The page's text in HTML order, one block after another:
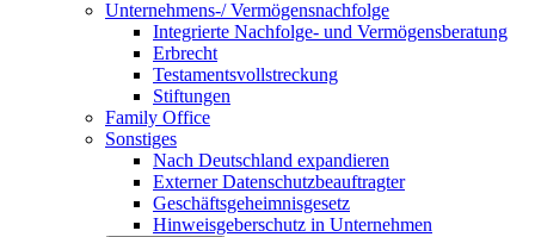
Unternehmens-/Vermögensnachfolge
Integrierte Nachfolge- und Vermögensberatung
Erbrecht
Testamentsvollstreckung
Stiftungen
Family Office
Sonstiges
Nach Deutschland expandieren
Externer Datenschutzbeauftragter
Geschäftsgeheimnisgesetz
Hinweisgeberschutz in Unternehmen